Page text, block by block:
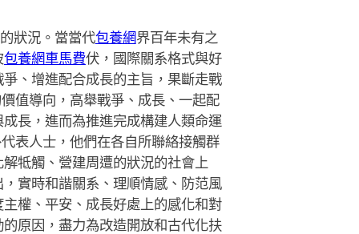
狀況。當當代包養網界百年未有之
包養網車馬費伏，國際關系格式與好
、增進配合成長的主旨，果斷走戰
值導向，高舉戰爭、成長、一起配
長，進而為推進完成構建人類命運
表人士，他們在各自所聯絡接觸群
牴觸、營建周遭的狀況的社會上
實時和諧關系、理順情感、防范風
權、平安、成長好處上的感化和對
原因，盡力為改造開放和古代化扶